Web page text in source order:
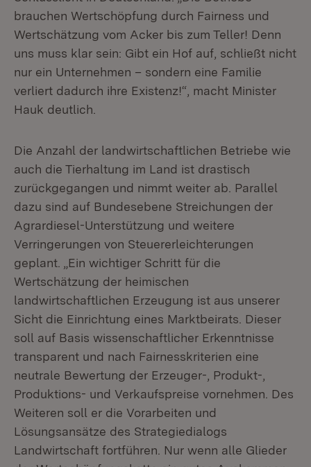
brauchen Wertschöpfung durch Fairness und
Wertschätzung vom Acker bis zum Teller! Denn
uns muss klar sein: Gibt ein Hof auf, schließt nicht
nur ein Unternehmen – sondern eine Familie
verliert dadurch ihre Existenz!“, macht Minister
Hauk deutlich.
Die Anzahl der landwirtschaftlichen Betriebe wie
auch die Tierhaltung im Land ist drastisch
zurückgegangen und nimmt weiter ab. Parallel
dazu sind auf Bundesebene Streichungen der
Agrardiesel-Unterstützung und weitere
Verringerungen von Steuererleichterungen
geplant. „Ein wichtiger Schritt für die
Wertschätzung der heimischen
landwirtschaftlichen Erzeugung ist aus unserer
Sicht die Einrichtung eines Marktbeirats. Dieser
soll auf Basis wissenschaftlicher Erkenntnisse
transparent und nach Fairnesskriterien eine
neutrale Bewertung der Erzeuger-, Produkt-,
Produktions- und Verkaufspreise vornehmen. Des
Weiteren soll er die Vorarbeiten und
Lösungsansätze des Strategiedialogs
Landwirtschaft fortführen. Nur wenn alle Glieder